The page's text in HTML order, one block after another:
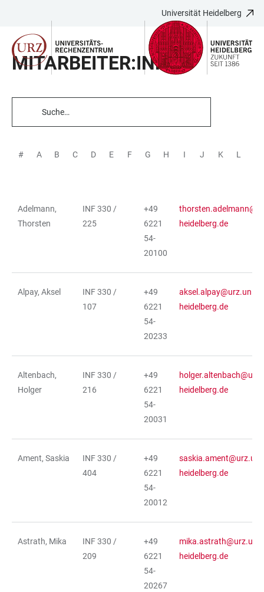
LINKS
ZUR
BARRIEREFREIHEIT
HAUPTINHALT
ÖFFNEN
ÖFFNEN
Universität Heidelberg
MITARBEITER:INNEN
TABELLENFILTER
# A B C D E F G H I J K L
TABELLE
Adelmann,
Thorsten
INF 330 /
225
+49
6221
54-
20100
heidelberg.de
Alpay, Aksel
INF 330 /
107
+49
6221
54-
20233
aksel.alpay@urz.uni-
heidelberg.de
Altenbach,
Holger
INF 330 /
216
+49
6221
54-
20031
heidelberg.de
Ament, Saskia
INF 330 /
404
+49
6221
54-
20012
saskia.ament@urz.uni-
heidelberg.de
Astrath, Mika
INF 330 /
209
+49
6221
54-
20267
mika.astrath@urz.uni-
heidelberg.de